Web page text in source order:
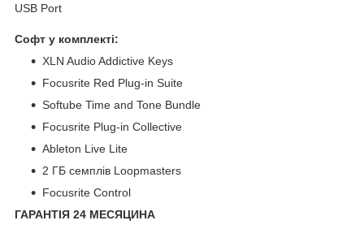
USB Port
Софт у комплекті:
XLN Audio Addictive Keys
Focusrite Red Plug-in Suite
Softube Time and Tone Bundle
Focusrite Plug-in Collective
Ableton Live Lite
2 ГБ семплів Loopmasters
Focusrite Control
ГАРАНТІЯ 24 МЕСЯЦИНА